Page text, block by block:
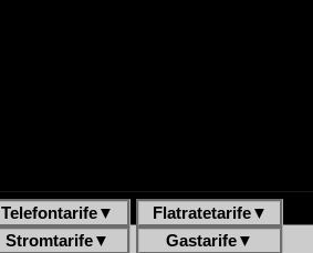
Telefontarife▼ Flatratetarife▼
Stromtarife▼ Gastarife▼